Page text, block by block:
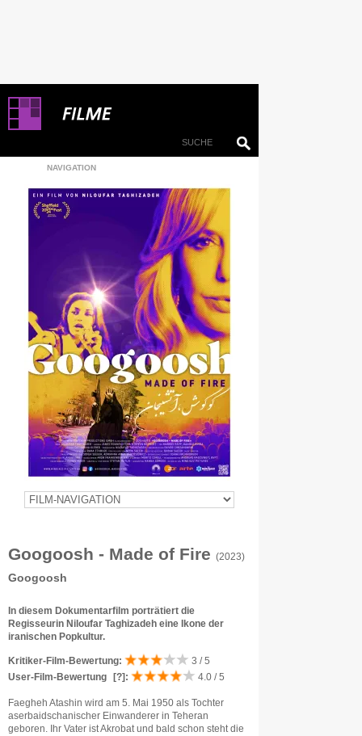
NAVIGATION
Googoosh - Made of Fire (2023)
Googoosh
In diesem Dokumentarfilm porträtiert die
Regisseurin Niloufar Taghizadeh eine Ikone der
iranischen Popkultur.
Kritiker-Film-Bewertung:
3 / 5
User-Film-Bewertung
[?] : 4.0 / 5
Faegheh Atashin wird am 5. Mai 1950 als Tochter
aserbaidschanischer Einwanderer in Teheran
geboren. Ihr Vater ist Akrobat und bald schon steht die